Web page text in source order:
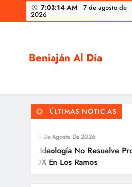
7:03:15 AM 7 de agosto de
2026
Beniaján Al Día
ÚLTIMAS NOTICIAS
Agosto De 2026
No Resuelve Problemas. El
En Los Ramos